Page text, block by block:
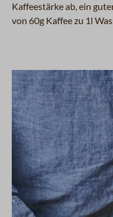
Kaffeestärke ab, ein
von 60g Kaffee zu 1l